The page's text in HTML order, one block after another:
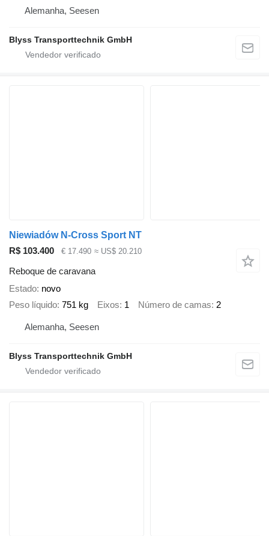
Alemanha, Seesen
Blyss Transporttechnik GmbH
Niewiadów N-Cross Sport NT
R$ 103.400
€ 17.490 ≈ US$ 20.210
Reboque de caravana
Estado novo
Peso líquido 751 kg Eixos 1 Número de camas 2
Alemanha, Seesen
Blyss Transporttechnik GmbH